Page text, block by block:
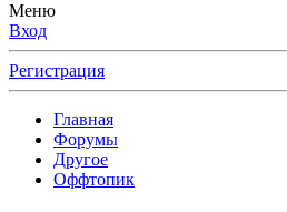
Меню
Вход
Регистрация
Главная
Форумы
Другое
Оффтопик